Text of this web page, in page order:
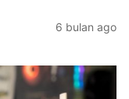
6 bulan ago